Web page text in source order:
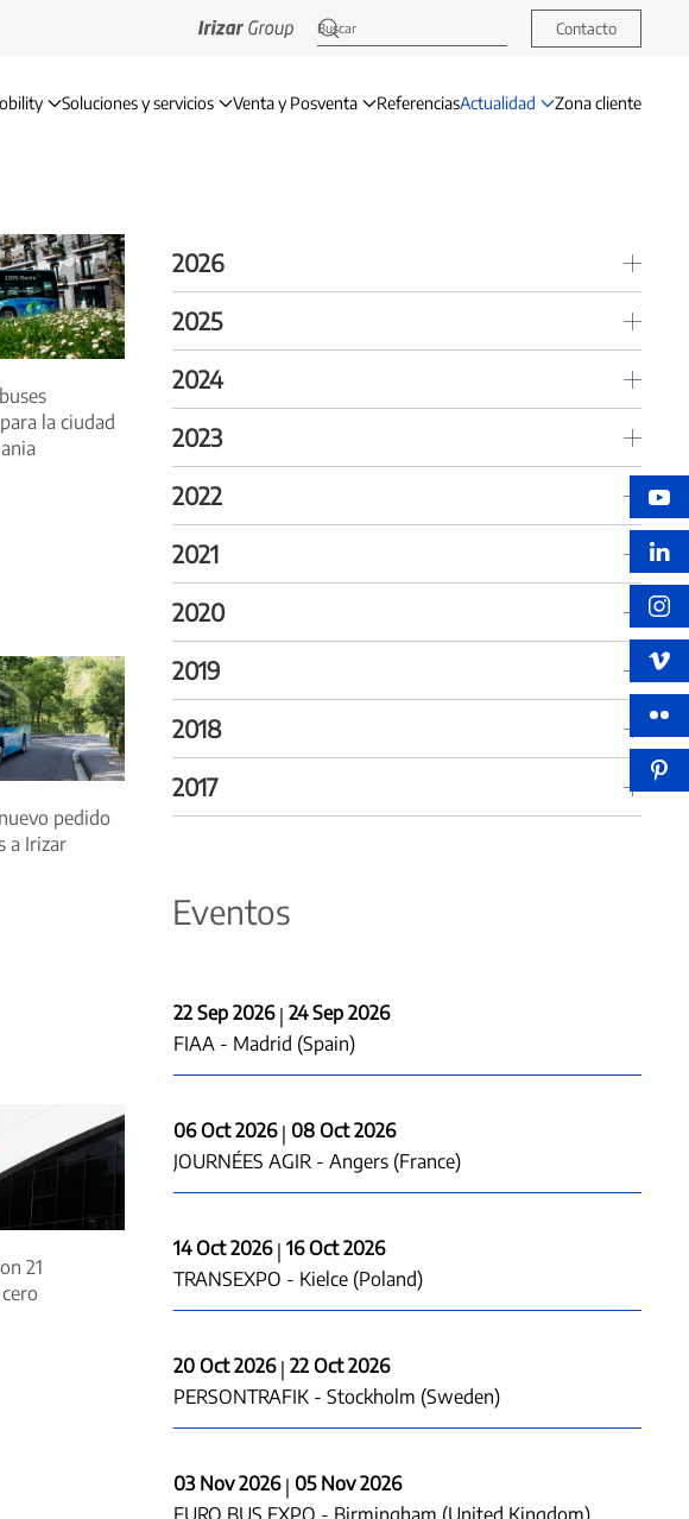
Contacto
Soluciones y servicios Venta y Posventa ReferenciasActualidad Zona cliente
la ciudad
pedido
a Irizar
21
2026
2025
2024
2023
2022
2021
2020
2019
2018
2017
Eventos
22 Sep 2026| 24 Sep 2026
FIAA - Madrid (Spain)
06 Oct 2026| 08 Oct 2026
JOURNÉES AGIR - Angers (France)
14 Oct 2026| 16 Oct 2026
TRANSEXPO - Kielce (Poland)
20 Oct 2026| 22 Oct 2026
PERSONTRAFIK - Stockholm (Sweden)
03 Nov 2026| 05 Nov 2026
EURO BUS EXPO - Birmingham (United Kingdom)